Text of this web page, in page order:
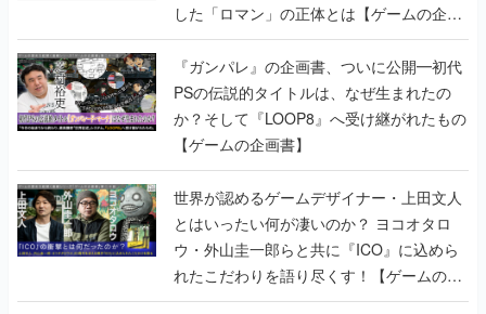
した「ロマン」の正体とは【ゲームの企画
書】
『ガンパレ』の企画書、ついに公開━初代
PSの伝説的タイトルは、なぜ生まれたの
か？そして『LOOP8』へ受け継がれたもの
【ゲームの企画書】
世界が認めるゲームデザイナー・上田文人
とはいったい何が凄いのか？ ヨコオタロ
ウ・外山圭一郎らと共に『ICO』に込めら
れたこだわりを語り尽くす！【ゲームの企
画書】